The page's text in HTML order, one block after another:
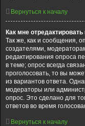
Вернуться к началу
Как мне
Так же, как и сообщения,
создателями,
редактирования опроса
в теме; опрос всегда
проголосовать, то вы
из вариантов ответа.
модераторы или
опрос. Это сделано для
ответов во время
Вернуться к началу